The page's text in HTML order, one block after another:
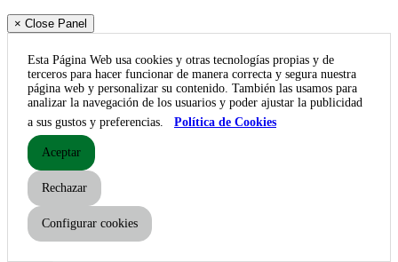
× Close Panel
Esta Página Web usa cookies y otras tecnologías propias y de
terceros para hacer funcionar de manera correcta y segura nuestra
página web y personalizar su contenido. También las usamos para
analizar la navegación de los usuarios y poder ajustar la publicidad
a sus gustos y preferencias.
Política de Cookies
Aceptar
Rechazar
Configurar cookies